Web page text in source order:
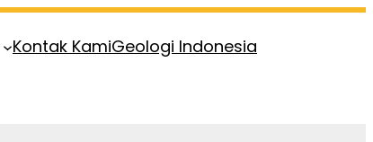
Kontak KamiGeologi Indonesia